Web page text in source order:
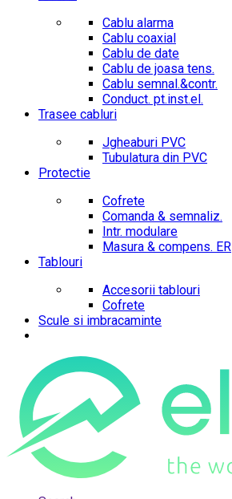
Cablu alarma
Cablu coaxial
Cablu de date
Cablu de joasa tens.
Cablu semnal.&contr.
Conduct. pt.inst.el.
Trasee cabluri
Jgheaburi PVC
Tubulatura din PVC
Protectie
Cofrete
Comanda & semnaliz.
Intr. modulare
Masura & compens. ER
Tablouri
Accesorii tablouri
Cofrete
Scule si imbracaminte